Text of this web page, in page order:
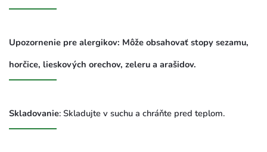
Upozornenie pre alergikov: Môže obsahovať stopy sezamu,
horčice, lieskových orechov, zeleru a arašidov.
Skladovanie: Skladujte v suchu a chráňte pred teplom.